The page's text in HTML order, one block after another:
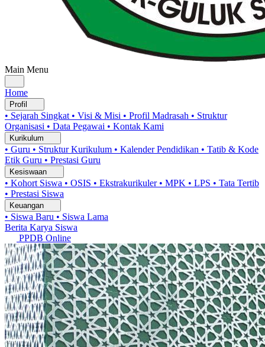
Main Menu
Home
Profil
• Sejarah Singkat • Visi & Misi • Profil Madrasah • Struktur
Organisasi • Data Pegawai • Kontak Kami
Kurikulum
• Guru • Struktur Kurikulum • Kalender Pendidikan • Tatib & Kode
Etik Guru • Prestasi Guru
Kesiswaan
• Kohort Siswa • OSIS • Ekstrakurikuler • MPK • LPS • Tata Tertib
• Prestasi Siswa
Keuangan
• Siswa Baru • Siswa Lama
Berita Karya Siswa
PPDB Online